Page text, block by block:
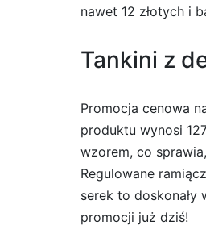
nawet 12 złotych i
Tankini z
Promocja cenowa
produktu wynosi
wzorem, co
Regulowane
serek to
promocji już dziś!